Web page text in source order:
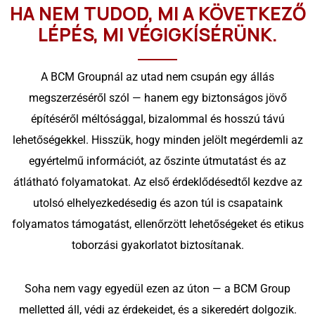
HA NEM TUDOD, MI A KÖVETKEZŐ
LÉPÉS, MI VÉGIGKÍSÉRÜNK.
A BCM Groupnál az utad nem csupán egy állás
megszerzéséről szól — hanem egy biztonságos jövő
építéséről méltósággal, bizalommal és hosszú távú
lehetőségekkel. Hisszük, hogy minden jelölt megérdemli az
egyértelmű információt, az őszinte útmutatást és az
átlátható folyamatokat. Az első érdeklődésedtől kezdve az
utolsó elhelyezkedésedig és azon túl is csapataink
folyamatos támogatást, ellenőrzött lehetőségeket és etikus
toborzási gyakorlatot biztosítanak.
Soha nem vagy egyedül ezen az úton — a BCM Group
melletted áll, védi az érdekeidet, és a sikeredért dolgozik.